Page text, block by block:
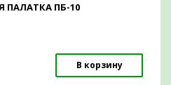
ПАЛАТКА ПБ-10
В корзину